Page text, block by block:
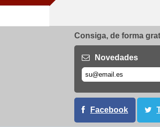
Consiga, de forma
Novedades
Facebook